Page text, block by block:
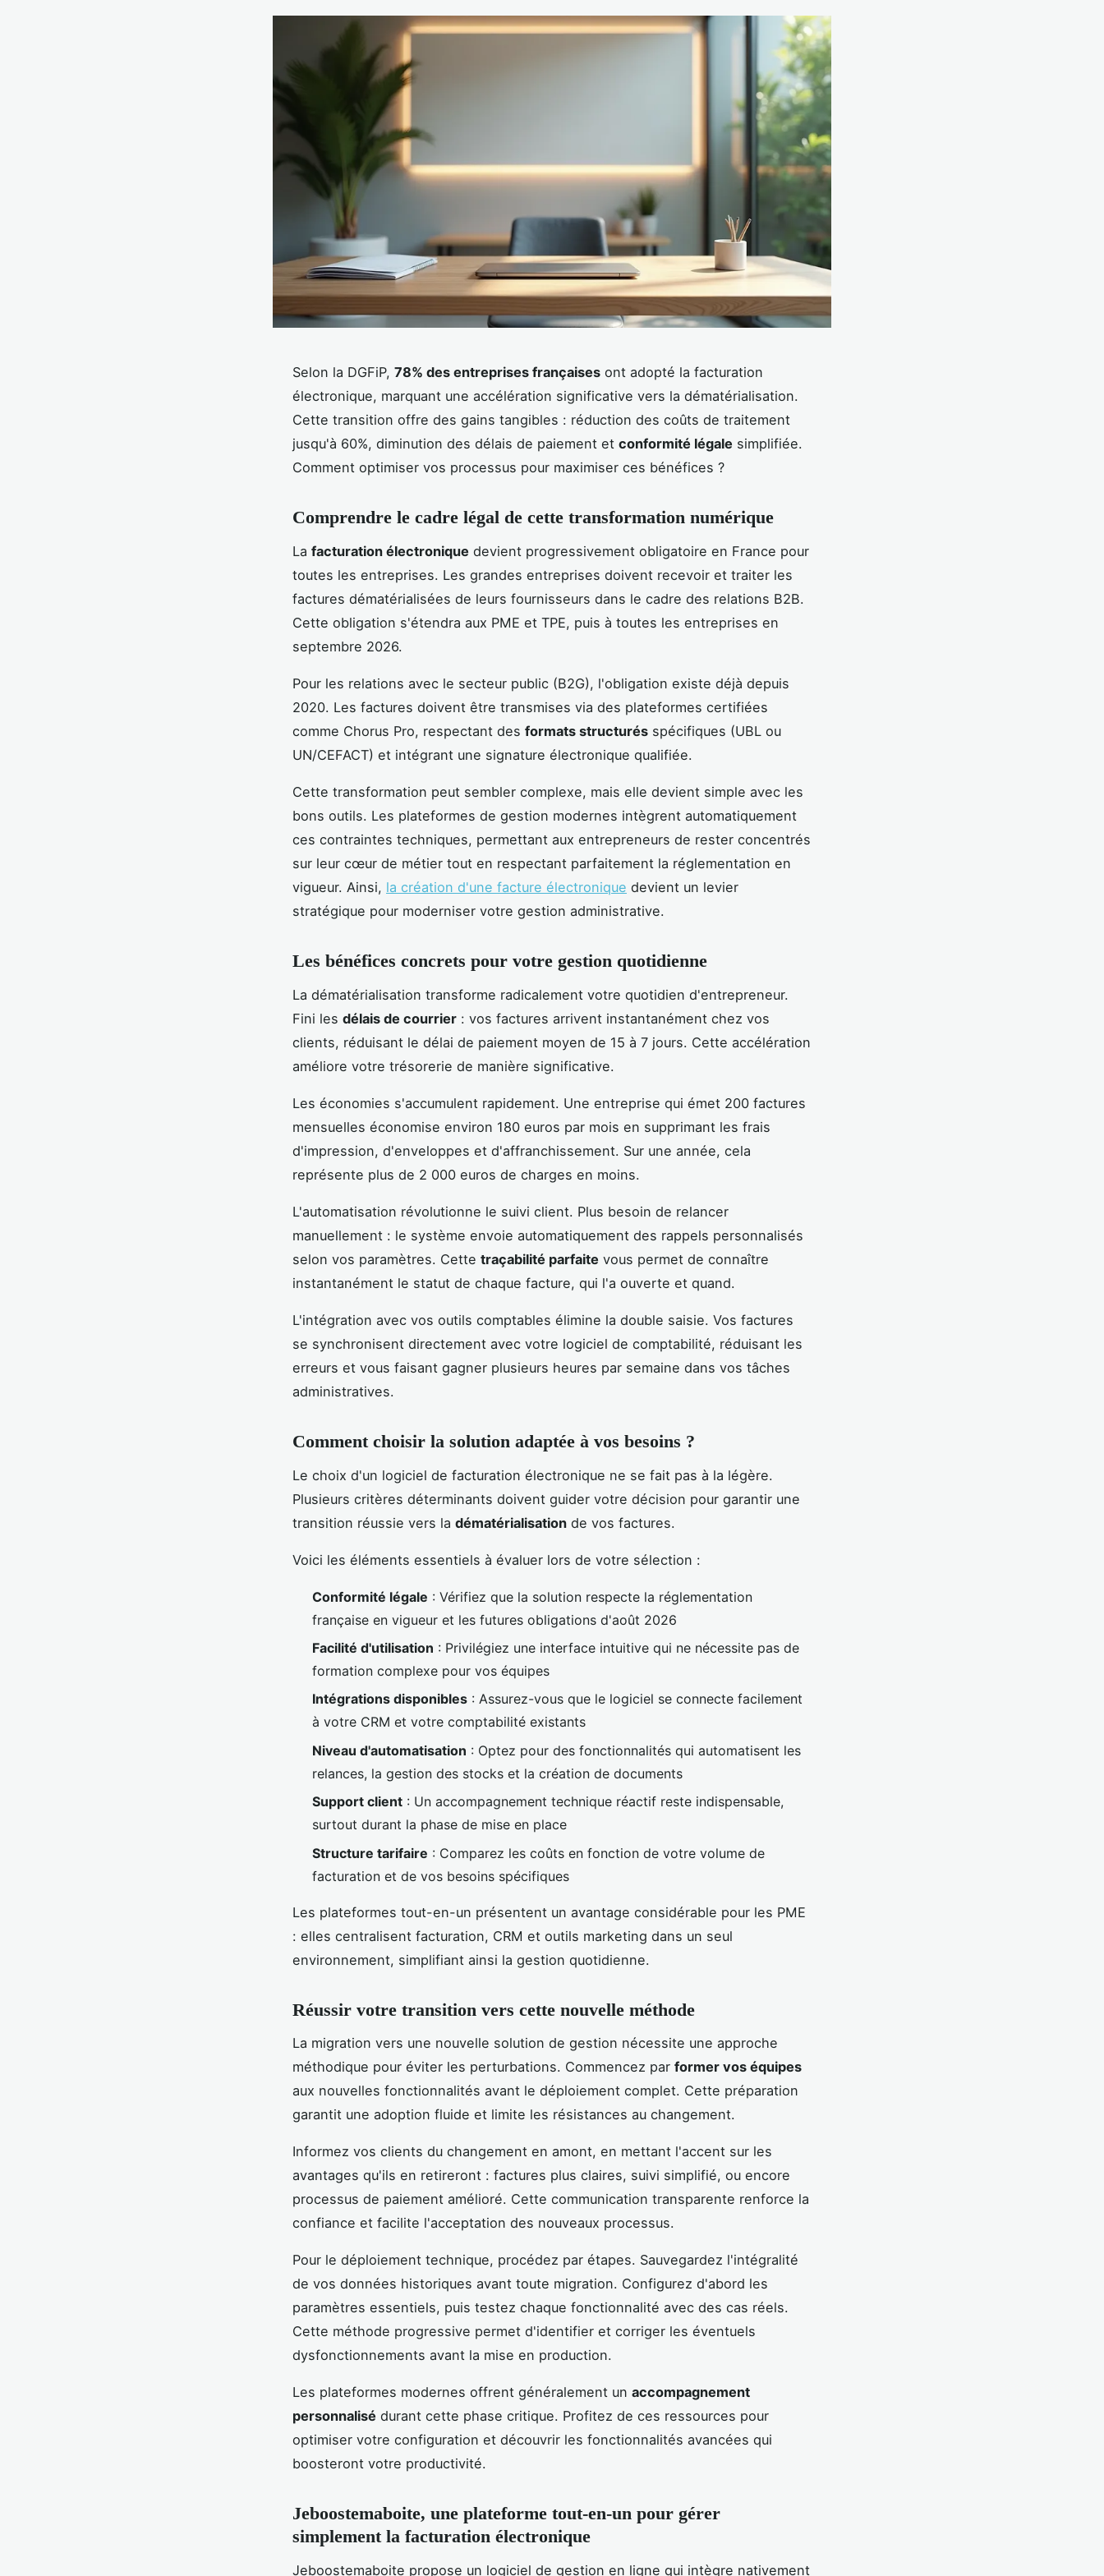
Selon la DGFiP, 78% des entreprises françaises ont adopté la facturation
électronique, marquant une accélération significative vers la dématérialisation.
Cette transition offre des gains tangibles : réduction des coûts de traitement
jusqu'à 60%, diminution des délais de paiement et conformité légale simplifiée.
Comment optimiser vos processus pour maximiser ces bénéfices ?
Comprendre le cadre légal de cette transformation numérique
La facturation électronique devient progressivement obligatoire en France pour
toutes les entreprises. Les grandes entreprises doivent recevoir et traiter les
factures dématérialisées de leurs fournisseurs dans le cadre des relations B2B.
Cette obligation s'étendra aux PME et TPE, puis à toutes les entreprises en
septembre 2026.
Pour les relations avec le secteur public (B2G), l'obligation existe déjà depuis
2020. Les factures doivent être transmises via des plateformes certifiées
comme Chorus Pro, respectant des formats structurés spécifiques (UBL ou
UN/CEFACT) et intégrant une signature électronique qualifiée.
Cette transformation peut sembler complexe, mais elle devient simple avec les
bons outils. Les plateformes de gestion modernes intègrent automatiquement
ces contraintes techniques, permettant aux entrepreneurs de rester concentrés
sur leur cœur de métier tout en respectant parfaitement la réglementation en
vigueur. Ainsi, la création d'une facture électronique devient un levier
stratégique pour moderniser votre gestion administrative.
Les bénéfices concrets pour votre gestion quotidienne
La dématérialisation transforme radicalement votre quotidien d'entrepreneur.
Fini les délais de courrier : vos factures arrivent instantanément chez vos
clients, réduisant le délai de paiement moyen de 15 à 7 jours. Cette accélération
améliore votre trésorerie de manière significative.
Les économies s'accumulent rapidement. Une entreprise qui émet 200 factures
mensuelles économise environ 180 euros par mois en supprimant les frais
d'impression, d'enveloppes et d'affranchissement. Sur une année, cela
représente plus de 2 000 euros de charges en moins.
L'automatisation révolutionne le suivi client. Plus besoin de relancer
manuellement : le système envoie automatiquement des rappels personnalisés
selon vos paramètres. Cette traçabilité parfaite vous permet de connaître
instantanément le statut de chaque facture, qui l'a ouverte et quand.
L'intégration avec vos outils comptables élimine la double saisie. Vos factures
se synchronisent directement avec votre logiciel de comptabilité, réduisant les
erreurs et vous faisant gagner plusieurs heures par semaine dans vos tâches
administratives.
Comment choisir la solution adaptée à vos besoins ?
Le choix d'un logiciel de facturation électronique ne se fait pas à la légère.
Plusieurs critères déterminants doivent guider votre décision pour garantir une
transition réussie vers la dématérialisation de vos factures.
Voici les éléments essentiels à évaluer lors de votre sélection :
Conformité légale : Vérifiez que la solution respecte la réglementation
française en vigueur et les futures obligations d'août 2026
Facilité d'utilisation : Privilégiez une interface intuitive qui ne nécessite pas de
formation complexe pour vos équipes
Intégrations disponibles : Assurez-vous que le logiciel se connecte facilement
à votre CRM et votre comptabilité existants
Niveau d'automatisation : Optez pour des fonctionnalités qui automatisent les
relances, la gestion des stocks et la création de documents
Support client : Un accompagnement technique réactif reste indispensable,
surtout durant la phase de mise en place
Structure tarifaire : Comparez les coûts en fonction de votre volume de
facturation et de vos besoins spécifiques
Les plateformes tout-en-un présentent un avantage considérable pour les PME
: elles centralisent facturation, CRM et outils marketing dans un seul
environnement, simplifiant ainsi la gestion quotidienne.
Réussir votre transition vers cette nouvelle méthode
La migration vers une nouvelle solution de gestion nécessite une approche
méthodique pour éviter les perturbations. Commencez par former vos équipes
aux nouvelles fonctionnalités avant le déploiement complet. Cette préparation
garantit une adoption fluide et limite les résistances au changement.
Informez vos clients du changement en amont, en mettant l'accent sur les
avantages qu'ils en retireront : factures plus claires, suivi simplifié, ou encore
processus de paiement amélioré. Cette communication transparente renforce la
confiance et facilite l'acceptation des nouveaux processus.
Pour le déploiement technique, procédez par étapes. Sauvegardez l'intégralité
de vos données historiques avant toute migration. Configurez d'abord les
paramètres essentiels, puis testez chaque fonctionnalité avec des cas réels.
Cette méthode progressive permet d'identifier et corriger les éventuels
dysfonctionnements avant la mise en production.
Les plateformes modernes offrent généralement un accompagnement
personnalisé durant cette phase critique. Profitez de ces ressources pour
optimiser votre configuration et découvrir les fonctionnalités avancées qui
boosteront votre productivité.
Jeboostemaboite, une plateforme tout-en-un pour gérer
simplement la facturation électronique
Jeboostemaboite propose un logiciel de gestion en ligne qui intègre nativement